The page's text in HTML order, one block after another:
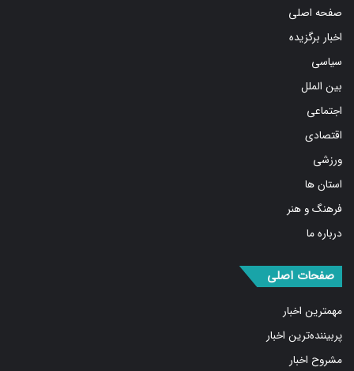
صفحه اصلی
اخبار برگزیده
سیاسی
بین الملل
اجتماعی
اقتصادی
ورزشی
استان ها
فرهنگ و هنر
درباره ما
صفحات اصلی
مهمترین اخبار
پربیننده‌ترین اخبار
مشروح اخبار